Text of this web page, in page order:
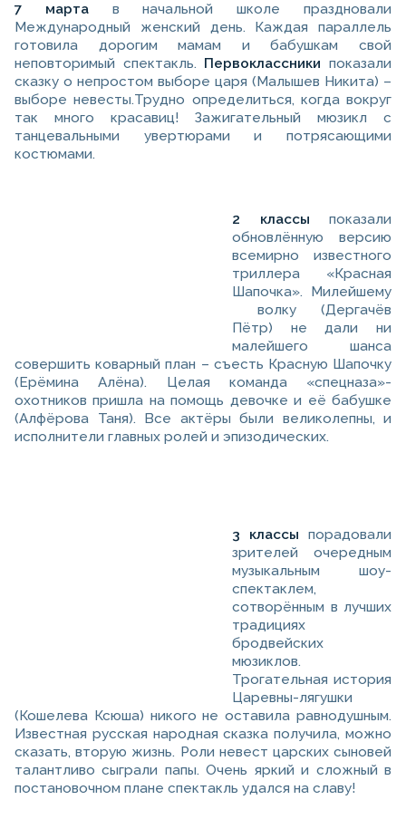
7 марта в начальной школе праздновали
Международный женский день. Каждая параллель
готовила дорогим мамам и бабушкам свой
неповторимый спектакль. Первоклассники показали
сказку о непростом выборе царя (Малышев Никита) –
выборе невесты.Трудно определиться, когда вокруг
так много красавиц! Зажигательный мюзикл с
танцевальными увертюрами и потрясающими
костюмами.
2 классы показали
обновлённую версию
всемирно известного
триллера «Красная
Шапочка». Милейшему
волку (Дергачёв
Пётр) не дали ни
малейшего шанса
совершить коварный план – съесть Красную Шапочку
(Ерёмина Алёна). Целая команда «спецназа»-
охотников пришла на помощь девочке и её бабушке
(Алфёрова Таня). Все актёры были великолепны, и
исполнители главных ролей и эпизодических.
3 классы порадовали
зрителей очередным
музыкальным шоу-
спектаклем,
сотворённым в лучших
традициях
бродвейских
мюзиклов.
Трогательная история
Царевны-лягушки
(Кошелева Ксюша) никого не оставила равнодушным.
Известная русская народная сказка получила, можно
сказать, вторую жизнь. Роли невест царских сыновей
талантливо сыграли папы. Очень яркий и сложный в
постановочном плане спектакль удался на славу!